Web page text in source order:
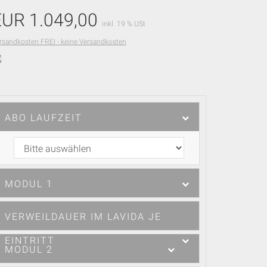
1.049,00
inkl. 19 % USt
FREI - keine Versandkosten
ABO LAUFZEIT
MODUL 1
VERWEILDAUER IM LAVIDA JE
EINTRITT
MODUL 2